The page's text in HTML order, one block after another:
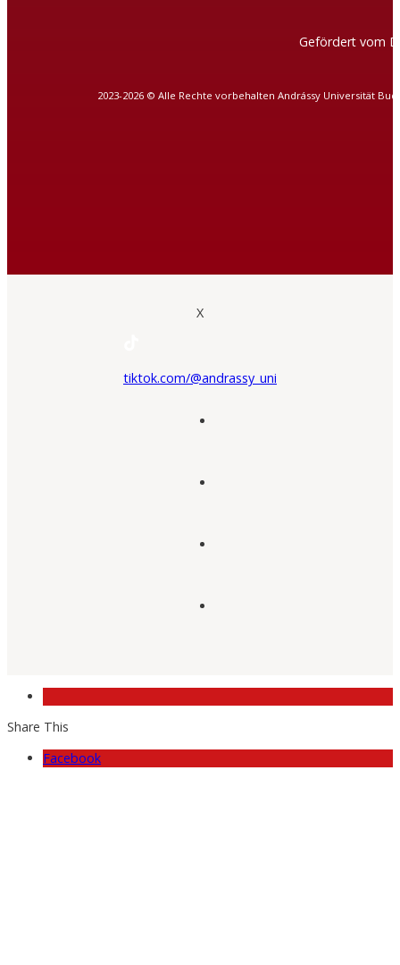
Gefördert vom
2023-2026 © Alle Rechte vorbehalten Andrássy Universität
X
tiktok.com/@andrassy_uni
Share This
Facebook